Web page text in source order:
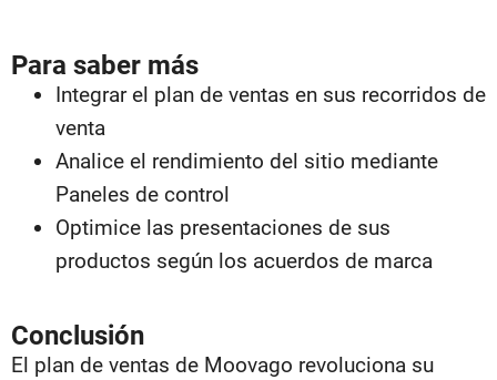
Para saber más
Integrar el plan de ventas en sus recorridos de
venta
Analice el rendimiento del sitio mediante
Paneles de control
Optimice las presentaciones de sus
productos según los acuerdos de marca
Conclusión
El plan de ventas de Moovago revoluciona su